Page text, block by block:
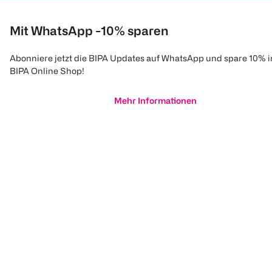
Mit WhatsApp -10% sparen
Abonniere jetzt die BIPA Updates auf WhatsApp und spare 10%
BIPA Online Shop!
Mehr Informationen